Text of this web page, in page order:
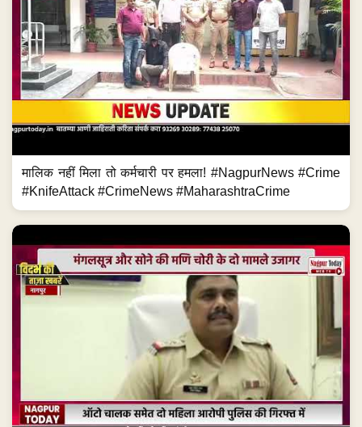
मालिक नहीं मिला तो कर्मचारी पर हमला! #NagpurNews #Crime
#KnifeAttack #CrimeNews #MaharashtraCrime